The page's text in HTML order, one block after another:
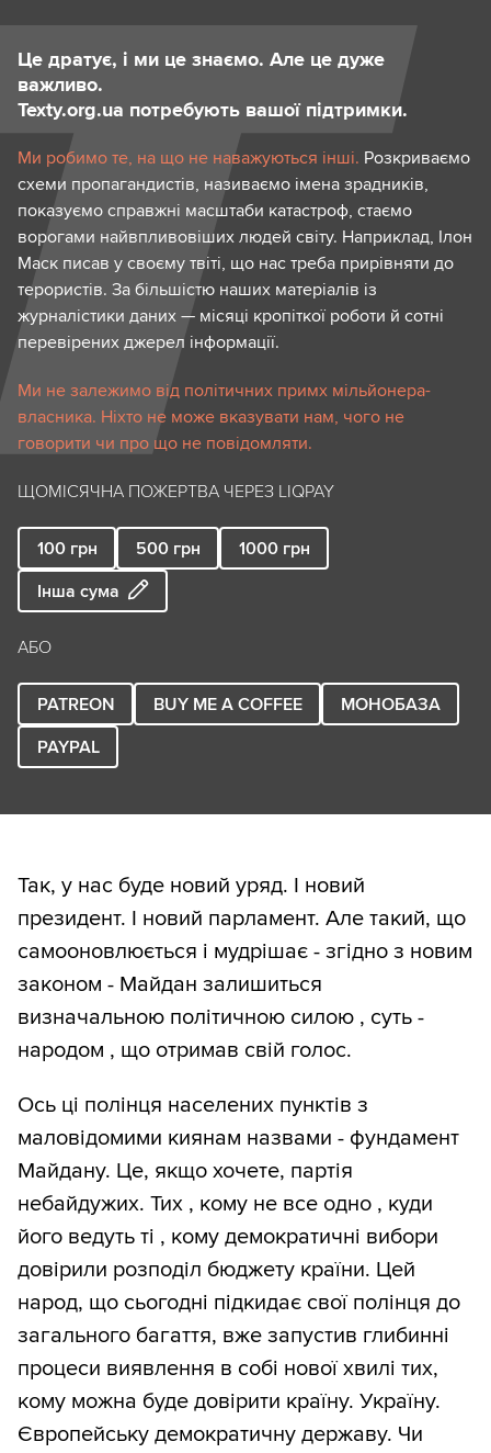
Це дратує, і ми це знаємо. Але це дуже
важливо.
Texty.org.ua потребують вашої підтримки.
Ми робимо те, на що не наважуються інші. Розкриваємо
схеми пропагандистів, називаємо імена зрадників,
показуємо справжні масштаби катастроф, стаємо
ворогами найвпливовіших людей світу. Наприклад, Ілон
Маск писав у своєму твіті, що нас треба прирівняти до
терористів. За більшістю наших матеріалів із
журналістики даних — місяці кропіткої роботи й сотні
перевірених джерел інформації.
Ми не залежимо від політичних примх мільйонера-
власника. Ніхто не може вказувати нам, чого не
говорити чи про що не повідомляти.
ЩОМІСЯЧНА ПОЖЕРТВА ЧЕРЕЗ LIQPAY
100 грн 500 грн 1000 грн
Інша сума
АБО
PATREON BUY ME A COFFEE
МОНОБАЗА
PAYPAL
Так, у нас буде новий уряд. І новий
президент. І новий парламент. Але такий, що
самооновлюється і мудрішає - згідно з новим
законом - Майдан залишиться
визначальною політичною силою , суть -
народом , що отримав свій голос.
Ось ці полінця населених пунктів з
маловідомими киянам назвами - фундамент
Майдану. Це, якщо хочете, партія
небайдужих. Тих , кому не все одно , куди
його ведуть ті , кому демократичні вибори
довірили розподіл бюджету країни. Цей
народ, що сьогодні підкидає свої полінця до
загального багаття, вже запустив глибинні
процеси виявлення в собі нової хвилі тих,
кому можна буде довірити країну. Україну.
Європейську демократичну державу. Чи